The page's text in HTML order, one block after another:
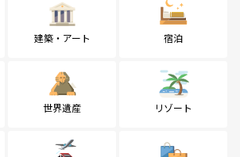
建築・アート 宿泊
世界遺産 リゾート